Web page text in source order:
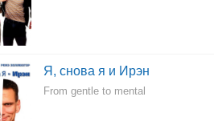
Я, снова я и Ирэн
From gentle to mental